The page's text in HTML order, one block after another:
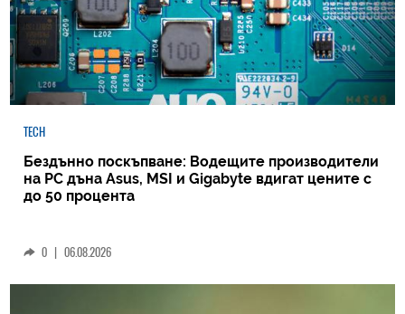
TECH
Бездънно поскъпване: Водещите производители
на РС дъна Asus, MSI и Gigabyte вдигат цените с
до 50 процента
0 | 06.08.2026